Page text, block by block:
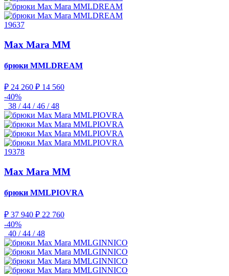
19637
Max Mara MM
брюки MMLDREAM
₽ 24 260 ₽ 14 560
-40%
38 / 44 / 46 / 48
19378
Max Mara MM
брюки MMLPIOVRA
₽ 37 940 ₽ 22 760
-40%
40 / 44 / 48